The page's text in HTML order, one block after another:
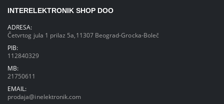
INTERELEKTRONIK SHOP DOO
ADRESA:
Četvrtog jula 1 prilaz 5a,11307 Beograd-Grocka-Boleč
PIB:
112840329
MB:
21750611
EMAIL:
prodaja@inelektronik.com